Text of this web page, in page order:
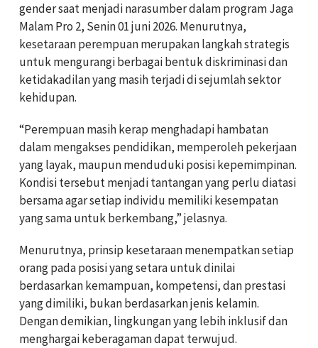
gender saat menjadi narasumber dalam program Jaga
Malam Pro 2, Senin 01 juni 2026. Menurutnya,
kesetaraan perempuan merupakan langkah strategis
untuk mengurangi berbagai bentuk diskriminasi dan
ketidakadilan yang masih terjadi di sejumlah sektor
kehidupan.
“Perempuan masih kerap menghadapi hambatan
dalam mengakses pendidikan, memperoleh pekerjaan
yang layak, maupun menduduki posisi kepemimpinan.
Kondisi tersebut menjadi tantangan yang perlu diatasi
bersama agar setiap individu memiliki kesempatan
yang sama untuk berkembang,” jelasnya.
Menurutnya, prinsip kesetaraan menempatkan setiap
orang pada posisi yang setara untuk dinilai
berdasarkan kemampuan, kompetensi, dan prestasi
yang dimiliki, bukan berdasarkan jenis kelamin.
Dengan demikian, lingkungan yang lebih inklusif dan
menghargai keberagaman dapat terwujud.